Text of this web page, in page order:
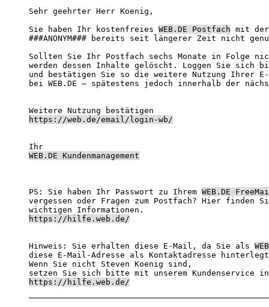
Sehr geehrter Herr Koenig,
Sie haben Ihr kostenfreies WEB.DE Postfach mit
###ANONYM### bereits seit längerer Zeit nicht
Sollten Sie Ihr Postfach sechs Monate in Folge
werden dessen Inhalte gelöscht. Loggen Sie
und bestätigen Sie so die weitere Nutzung Ihrer
bei WEB.DE – spätestens jedoch innerhalb der
https://web.de/email/login-wb/
WEB.‌DE Kundenmanagement
PS: Sie haben Ihr Passwort zu Ihrem
WEB.‌DE
vergessen oder Fragen zum Postfach? ‌Hier finden Sie alle
https://hilfe.web.de/
Hinweis: Sie erhalten diese E-Mail, da Sie als
diese E-Mail-Adresse als Kontaktadresse
Wenn Sie nicht Steven Koenig sind,
https://hilfe.web.de/